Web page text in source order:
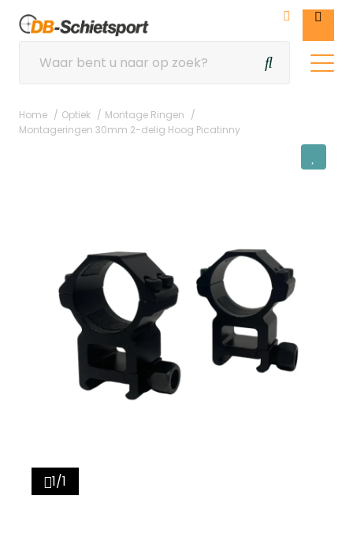
Home Optiek
Montage Ringen
Montageringen 30mm 2-delig Hoog Picatinny
1/1